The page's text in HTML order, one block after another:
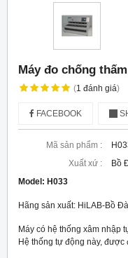
Máy đo chống
(1 đánh giá)
FACEBOOK
Mã sản phẩm :
Xuất xứ :
Bồ
Model: H033
Hãng sản xuất: HiLAB-Bồ
Máy có hệ thống xâm nhập
Hệ thống tự động này, được